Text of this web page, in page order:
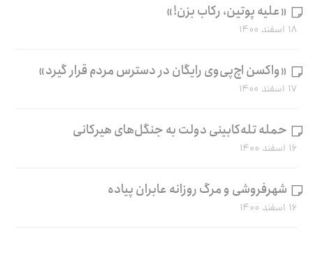
«علیه پوتین، رکاب بزن!»
۱۸ اسفند ۱۴۰۰
«واکسن اچ‌پی‌وی رایگان در دسترس مردم قرار گیرد»
۱۷ اسفند ۱۴۰۰
حمله تله‌کابینی دولت به جنگل‌های هیرکانی
۱۶ اسفند ۱۴۰۰
شهرفروشی و مرگ روزانه عابران پیاده
۱۶ اسفند ۱۴۰۰